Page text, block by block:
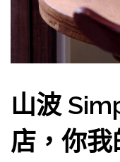
山波
店，你